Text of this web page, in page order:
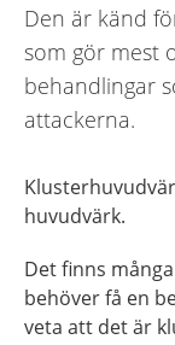
Den är känd
som gör mest
behandlingar
attackerna.
huvudvärk.
Det finns
behöver få en
veta att det är